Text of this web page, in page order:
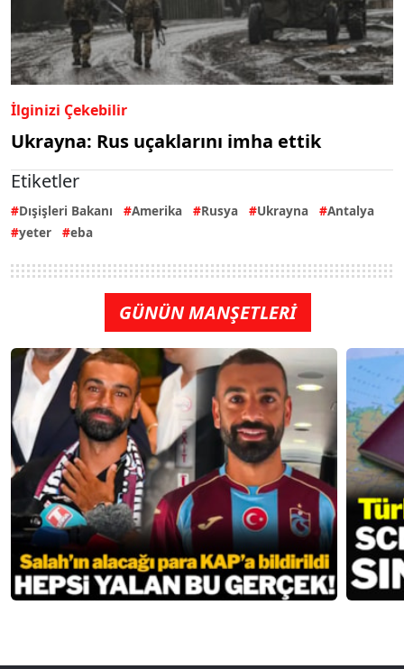
İlginizi Çekebilir
Ukrayna: Rus uçaklarını imha ettik
Etiketler
Dışişleri Bakanı Amerika Rusya Ukrayna
Antalya
yeter
eba
GÜNÜN MANŞETLERİ